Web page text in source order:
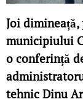
Joi dimineață,
municipiului
o conferință
tehnic Dinu